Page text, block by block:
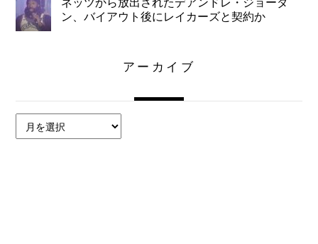
ネッツから放出されたデアンドレ・ジョーダ
ン、バイアウト後にレイカーズと契約か
アーカイブ
ー